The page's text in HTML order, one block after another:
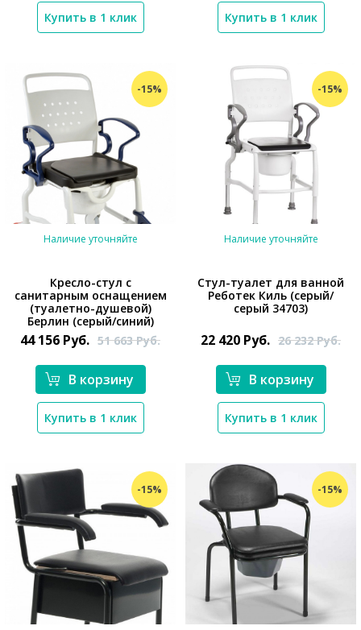
Купить в 1 клик Купить в 1 клик
-15%
*}
Наличие уточняйте
Кресло-стул с
санитарным оснащением
(туалетно-душевой)
Берлин (серый/синий)
44 156 Руб. 51 663Руб.
В корзину
Купить в 1 клик
-15%
*}
Наличие уточняйте
Стул-туалет для ванной
Реботек Киль (серый/
серый 34703)
22 420 Руб. 26 232Руб.
В корзину
Купить в 1 клик
-15% -15%